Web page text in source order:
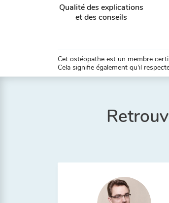
Qualité des explications
et des conseils
Cet ostéopathe est un membre
Cela signifie également qu'il